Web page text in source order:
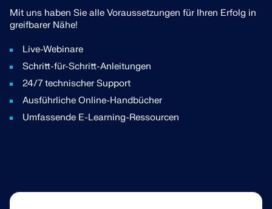
Mit uns haben Sie alle Voraussetzungen für Ihren Erfolg in
greifbarer Nähe!
Live-Webinare
Schritt-für-Schritt-Anleitungen
24/7 technischer Support
Ausführliche Online-Handbücher
Umfassende E-Learning-Ressourcen